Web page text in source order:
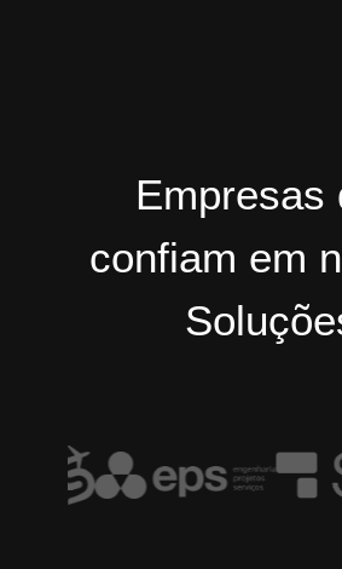
Empresas
confiam em